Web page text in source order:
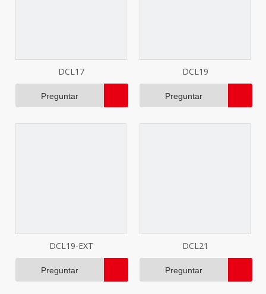
DCL17
Preguntar
DCL19
Preguntar
DCL19-EXT
Preguntar
DCL21
Preguntar